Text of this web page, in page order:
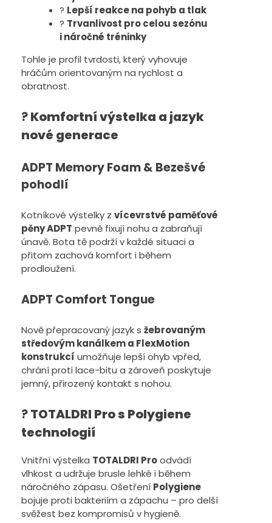
? Lepší reakce na pohyb a tlak
? Trvanlivost pro celou sezónu
i náročné tréninky
Tohle je profil tvrdosti, který vyhovuje
hráčům orientovaným na rychlost a
obratnost.
?Komfortní výstelka a jazyk
nové generace
ADPT Memory Foam & Bezešvé
pohodlí
Kotníkové výstelky z vícevrstvé paměťové
pěny ADPT pevně fixují nohu a zabraňují
únavě. Bota tě podrží v každé situaci a
přitom zachová komfort i během
prodloužení.
ADPT Comfort Tongue
Nově přepracovaný jazyk s žebrovaným
středovým kanálkem a FlexMotion
konstrukcí umožňuje lepší ohyb vpřed,
chrání proti lace-bitu a zároveň poskytuje
jemný, přirozený kontakt s nohou.
?TOTALDRI Pro s Polygiene
technologií
Vnitřní výstelka TOTALDRI Proodvádí
vlhkost a udržuje brusle lehké i během
náročného zápasu. Ošetření Polygiene
bojuje proti bakteriím a zápachu – pro delší
svěžest bez kompromisů v hygieně.